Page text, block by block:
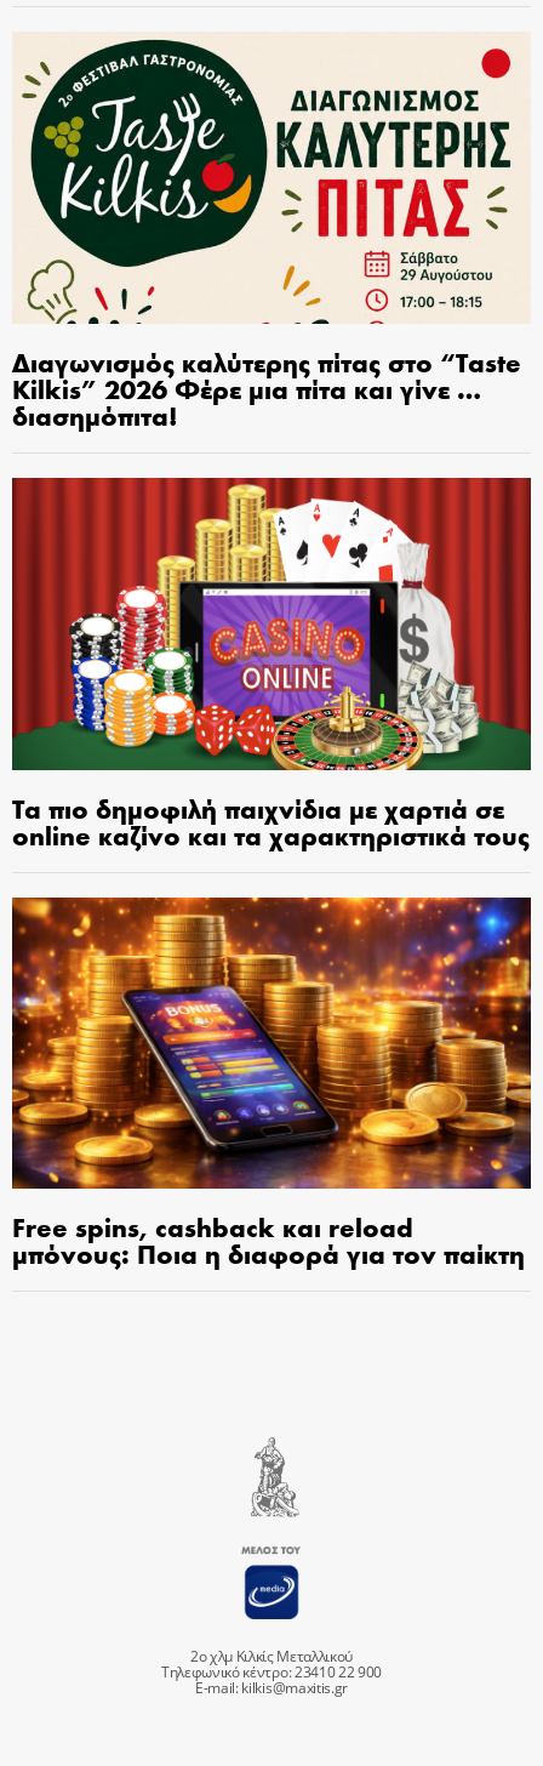
Διαγωνισμός καλύτερης πίτας στο “Taste
Kilkis” 2026 Φέρε μια πίτα και γίνε …
διασημόπιτα!
Τα πιο δημοφιλή παιχνίδια με χαρτιά σε
online καζίνο και τα χαρακτηριστικά τους
Free spins, cashback και reload
μπόνους: Ποια η διαφορά για τον παίκτη
2ο χλμ Κιλκίς Μεταλλικού
Τηλεφωνικό κέντρο: 23410 22 900
E-mail:kilkis@maxitis.gr